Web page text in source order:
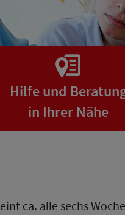
Hilfe und
in Ihrer Nähe
ca. alle sechs